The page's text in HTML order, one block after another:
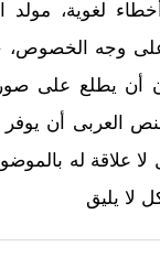
لغوية، مولد
وجه الخصوص،
أن يطلع على
العربى أن
علاقة له
لا يليق